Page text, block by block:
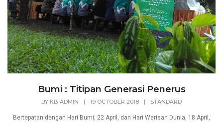
Bumi : Titipan Generasi Penerus
BY KB-ADMIN | 19 OCTOBER 2018 | STANDARD
Bertepatan dengan Hari Bumi, 22 April, dan Hari Warisan Dunia, 18 April,